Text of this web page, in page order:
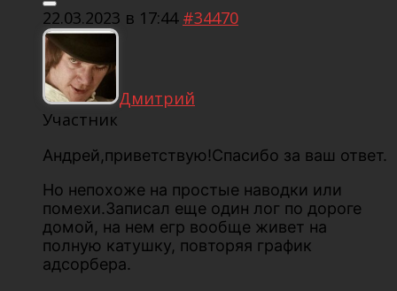
22.03.2023 в 17:44 #34470
Дмитрий
Участник
Андрей,приветствую!Спасибо за ваш ответ.
Но непохоже на простые наводки или
помехи.Записал еще один лог по дороге
домой, на нем егр вообще живет на
полную катушку, повторяя график
адсорбера.